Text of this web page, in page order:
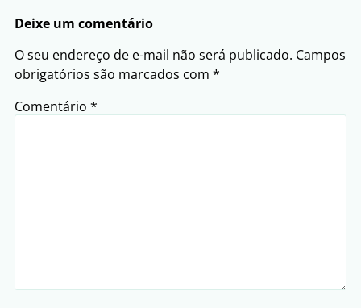
Deixe um comentário
O seu endereço de e-mail não será publicado. Campos
obrigatórios são marcados com *
Comentário *